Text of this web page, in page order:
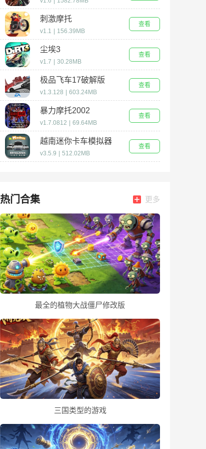
刺激摩托
v1.1 156.39MB
查看
尘埃3
v1.7 30.28MB
查看
极品飞车17破解版
v1.3.128 603.24MB
查看
暴力摩托2002
v1.7.0812 69.64MB
查看
越南迷你卡车模拟器
v3.5.9 512.02MB
查看
热门合集 更多
最全的植物大战僵尸修改版
三国类型的游戏